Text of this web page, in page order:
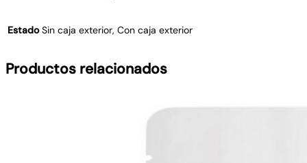
Estado Sin caja exterior, Con caja exterior
Productos relacionados